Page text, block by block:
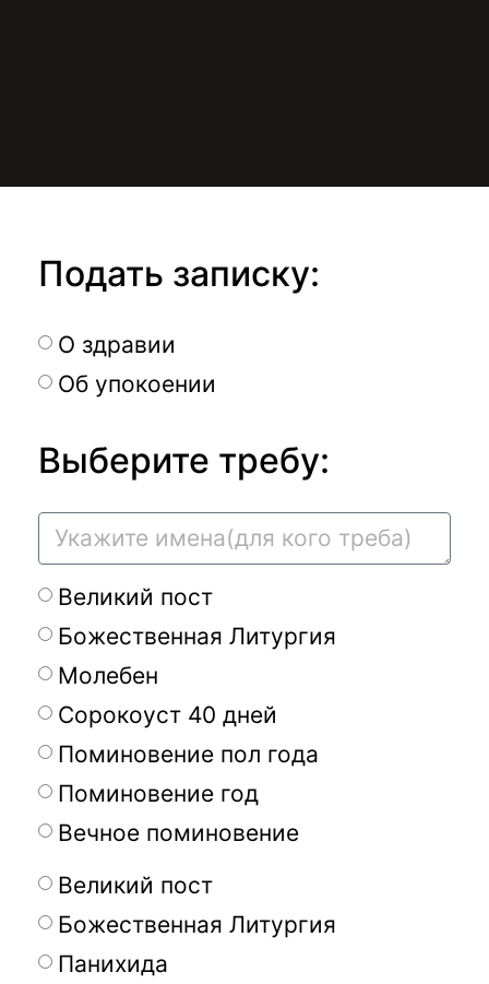
Подать записку:
О здравии
Об упокоении
Выберите требу:
Великий пост
Божественная Литургия
Молебен
Сорокоуст 40 дней
Поминовение пол года
Поминовение год
Вечное поминовение
Великий пост
Божественная Литургия
Панихида